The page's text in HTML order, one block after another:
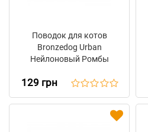
Поводок для котов
Bronzedog Urban
Нейлоновый Ромбы
129 грн